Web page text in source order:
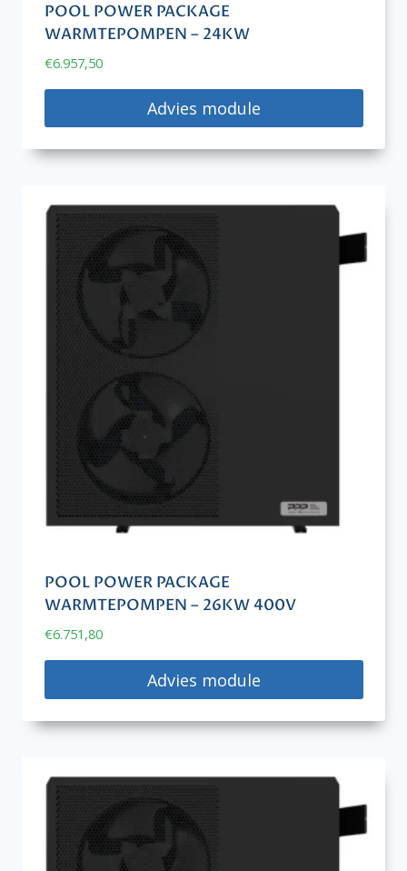
POOL POWER PACKAGE
WARMTEPOMPEN – 24KW
€6.957,50
Advies module
POOL POWER PACKAGE
WARMTEPOMPEN – 26KW 400V
€6.751,80
Advies module